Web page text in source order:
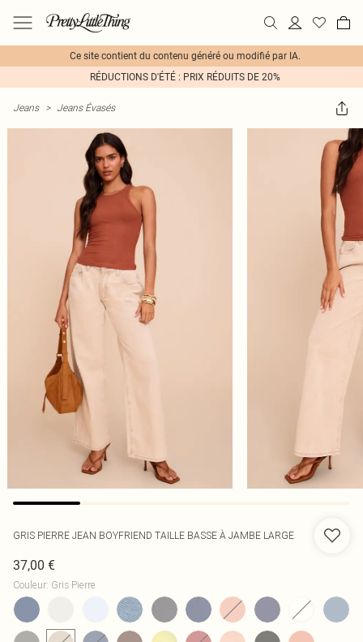
Ce site contient du contenu généré ou modifié par IA.
RÉDUCTIONS D'ÉTÉ : PRIX RÉDUITS DE 20%
Jeans > Jeans Évasés
GRIS PIERRE JEAN BOYFRIEND TAILLE BASSE À JAMBE LARGE
37,00 €
Couleur: Gris Pierre